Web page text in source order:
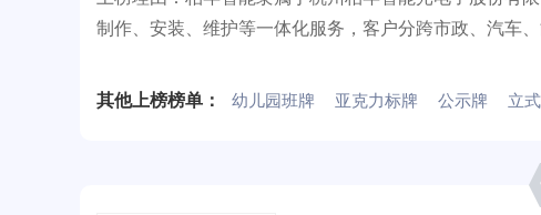
制作、安装、维护等一体化服务，客户分跨市政、汽车
其他上榜榜单： 幼儿园班牌 亚克力标牌 公示牌 立